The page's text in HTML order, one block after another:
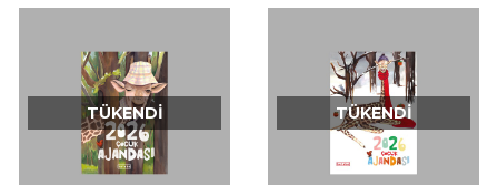
TÜKENDI TÜKENDI